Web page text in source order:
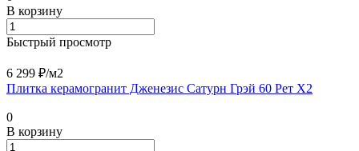
В корзину
Быстрый просмотр
6 299 ₽/м2
Плитка керамогранит Дженезис Сатурн Грэй 60 Рет X2
0
В корзину